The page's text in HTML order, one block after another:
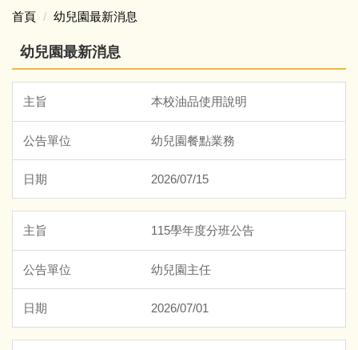
教育目標
行政組織
母語專區
收退費標準
作息表
餐點表
首頁 幼兒園最新消息
幼兒園最新消息
本校油品使用說明
幼兒園餐點業務
2026/07/15
115學年度分班公告
幼兒園主任
2026/07/01